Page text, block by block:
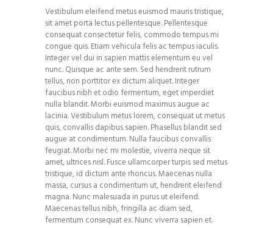
Vestibulum eleifend metus euismod mauris tristique,
sit amet porta lectus pellentesque. Pellentesque
consequat consectetur felis, commodo tempus mi
congue quis. Etiam vehicula felis ac tempus iaculis.
Integer vel dui in sapien mattis elementum eu vel
nunc. Quisque ac ante sem. Sed hendrerit rutrum
tellus, non porttitor ex dictum aliquet. Integer
faucibus nibh et odio fermentum, eget imperdiet
nulla blandit. Morbi euismod maximus augue ac
lacinia. Vestibulum metus lorem, consequat ut metus
quis, convallis dapibus sapien. Phasellus blandit sed
augue at condimentum. Nulla faucibus convallis
feugiat. Morbi nec mi molestie, viverra neque sit
amet, ultrices nisl. Fusce ullamcorper turpis sed metus
tristique, id dictum ante rhoncus. Maecenas nulla
massa, cursus a condimentum ut, hendrerit eleifend
magna. Nunc malesuada in purus ut eleifend.
Maecenas tellus nibh, fringilla ac diam sed,
fermentum consequat ex. Nunc viverra sapien et.